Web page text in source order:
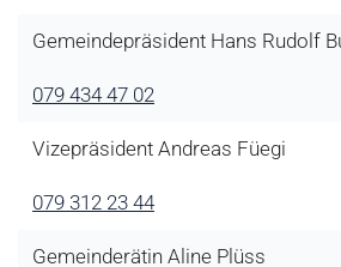
Gemeindepräsident Hans Rudolf
079 434 47 02
Vizepräsident Andreas Füegi
079 312 23 44
Gemeinderätin Aline Plüss